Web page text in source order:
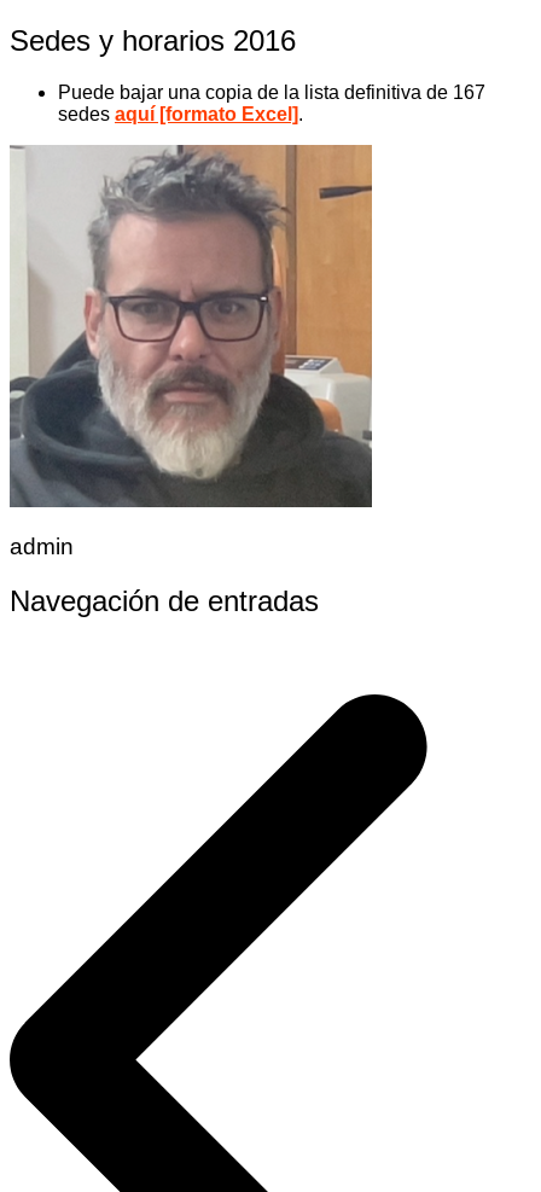
Sedes y horarios 2016
Puede bajar una copia de la lista definitiva de 167
sedes aquí [formato Excel].
admin
Navegación de entradas